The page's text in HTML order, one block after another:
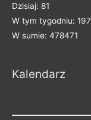
e
g
i
Dzisiaj: 81
W tym tygodniu: 197
W sumie: 478471
Kalendarz